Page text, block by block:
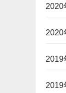
2020
2020
2019
2019